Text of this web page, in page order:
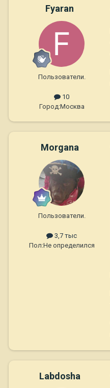
Fyaran
Пользователи.
10
Город:Москва
Morgana
Пользователи.
3,7 тыс
Пол:Не определился
Labdosha